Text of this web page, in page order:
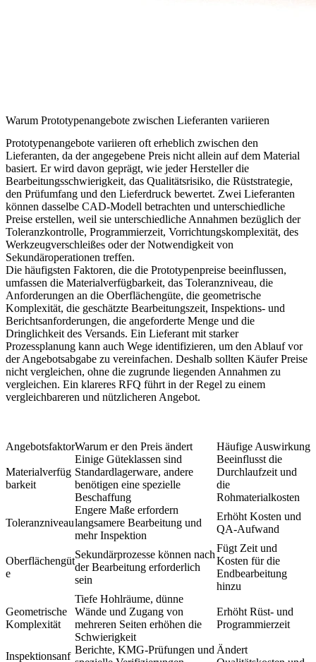
Warum Prototypenangebote zwischen Lieferanten variieren
Prototypenangebote variieren oft erheblich zwischen den
Lieferanten, da der angegebene Preis nicht allein auf dem Material
basiert. Er wird davon geprägt, wie jeder Hersteller die
Bearbeitungsschwierigkeit, das Qualitätsrisiko, die Rüststrategie,
den Prüfumfang und den Lieferdruck bewertet. Zwei Lieferanten
können dasselbe CAD-Modell betrachten und unterschiedliche
Preise erstellen, weil sie unterschiedliche Annahmen bezüglich der
Toleranzkontrolle, Programmierzeit, Vorrichtungskomplexität, des
Werkzeugverschleißes oder der Notwendigkeit von
Sekundäroperationen treffen.
Die häufigsten Faktoren, die die Prototypenpreise beeinflussen,
umfassen die Materialverfügbarkeit, das Toleranzniveau, die
Anforderungen an die Oberflächengüte, die geometrische
Komplexität, die geschätzte Bearbeitungszeit, Inspektions- und
Berichtsanforderungen, die angeforderte Menge und die
Dringlichkeit des Versands. Ein Lieferant mit starker
Prozessplanung kann auch Wege identifizieren, um den Ablauf vor
der Angebotsabgabe zu vereinfachen. Deshalb sollten Käufer Preise
nicht vergleichen, ohne die zugrunde liegenden Annahmen zu
vergleichen. Ein klareres RFQ führt in der Regel zu einem
vergleichbareren und nützlicheren Angebot.
AngebotsfaktorWarum er den Preis ändert Häufige Auswirkung
Materialverfüg
barkeit
Einige Güteklassen sind
Standardlagerware, andere
benötigen eine spezielle
Beschaffung
Beeinflusst die
Durchlaufzeit und
die
Rohmaterialkosten
Toleranzniveau
Engere Maße erfordern
langsamere Bearbeitung und
mehr Inspektion
Erhöht Kosten und
QA-Aufwand
Oberflächengüt
e
Sekundärprozesse können nach
der Bearbeitung erforderlich
sein
Fügt Zeit und
Kosten für die
Endbearbeitung
hinzu
Geometrische
Komplexität
Tiefe Hohlräume, dünne
Wände und Zugang von
mehreren Seiten erhöhen die
Schwierigkeit
Erhöht Rüst- und
Programmierzeit
Inspektionsanf
Berichte, KMG-Prüfungen und Ändert